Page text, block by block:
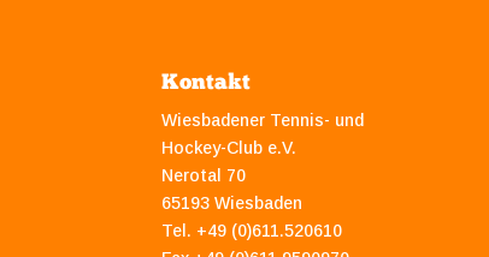
Kontakt
Wiesbadener Tennis- und
Hockey-Club e.V.
Nerotal 70
65193 Wiesbaden
Tel. +49 (0)611.520610